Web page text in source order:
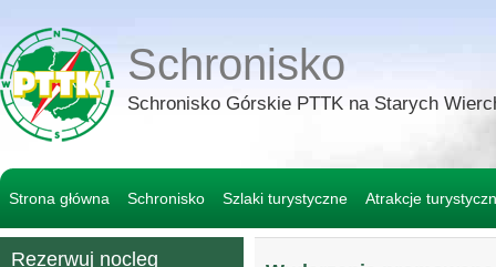
Schronisko
Schronisko Górskie PTTK na Starych
Strona główna Schronisko Szlaki turystyczne Atrakcje
Rezerwuj nocleg